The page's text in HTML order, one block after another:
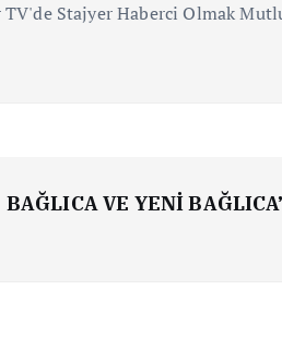
Stajyer Haberci Olmak
BAĞLICA VE YENİ